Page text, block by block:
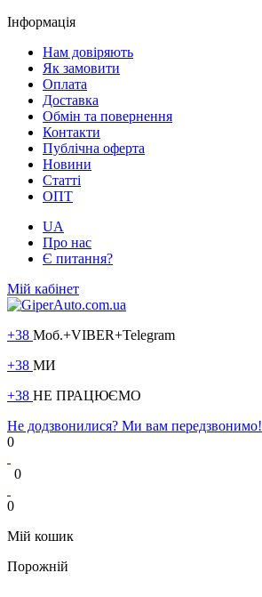
Інформація
Нам довіряють
Як замовити
Оплата
Доставка
Обмін та повернення
Контакти
Публічна оферта
Новини
Статті
ОПТ
UA
Про нас
Є питання?
Мій кабінет
+38 Моб.+VIBER+Telegram
+38 МИ
+38 НЕ ПРАЦЮЄМО
Не додзвонилися? Ми вам передзвонимо!
0
0
0
Мій кошик
Порожній